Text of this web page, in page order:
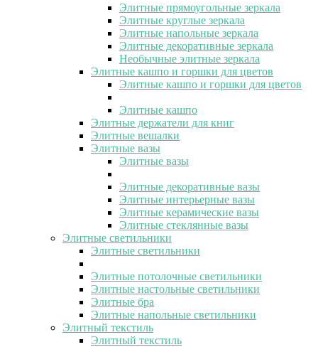
Элитные прямоугольные зеркала
Элитные круглые зеркала
Элитные напольные зеркала
Элитные декоративные зеркала
Необычные элитные зеркала
Элитные кашпо и горшки для цветов
Элитные кашпо и горшки для цветов
Элитные кашпо
Элитные держатели для книг
Элитные вешалки
Элитные вазы
Элитные вазы
Элитные декоративные вазы
Элитные интерьерные вазы
Элитные керамические вазы
Элитные стеклянные вазы
Элитные светильники
Элитные светильники
Элитные потолочные светильники
Элитные настольные светильники
Элитные бра
Элитные напольные светильники
Элитный текстиль
Элитный текстиль